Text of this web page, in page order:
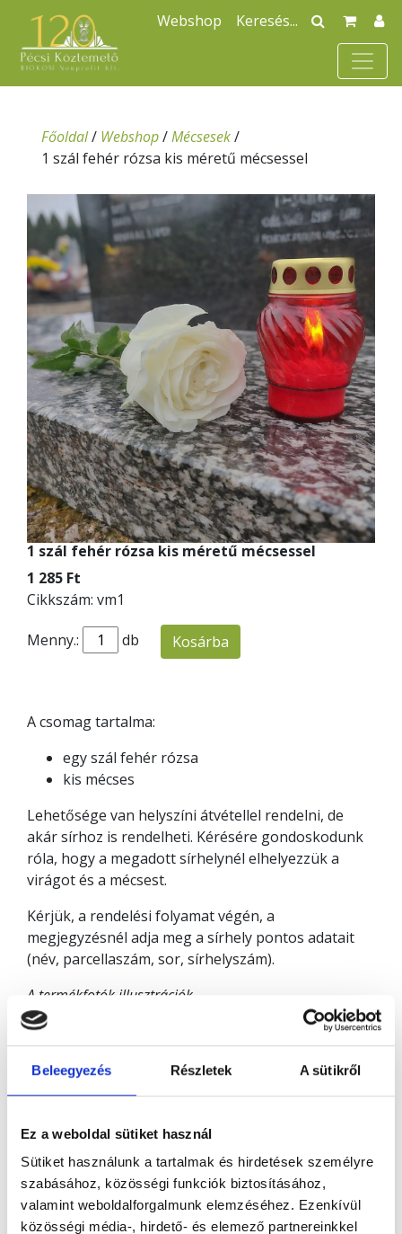
Beleegyezés Részletek A sütikről
Ez a weboldal sütiket használ
Sütiket használunk a tartalmak és hirdetések személyre
szabásához, közösségi funkciók biztosításához,
valamint weboldalforgalmunk elemzéséhez. Ezenkívül
közösségi média-, hirdető- és elemező partnereinkkel
Webshop
Főoldal/ Webshop/Mécsesek/
1 szál fehér rózsa kis méretű mécsessel
1 szál fehér rózsa kis méretű mécsessel
1 285 Ft
Cikkszám: vm1
Menny.: db Kosárba
A csomag tartalma:
egy szál fehér rózsa
kis mécses
Lehetősége van helyszíni átvétellel rendelni, de
akár sírhoz is rendelheti. Kérésére gondoskodunk
róla, hogy a megadott sírhelynél elhelyezzük a
virágot és a mécsest.
Kérjük, a rendelési folyamat végén, a
megjegyzésnél adja meg a sírhely pontos adatait
(név, parcellaszám, sor, sírhelyszám).
A termékfotók illusztrációk.